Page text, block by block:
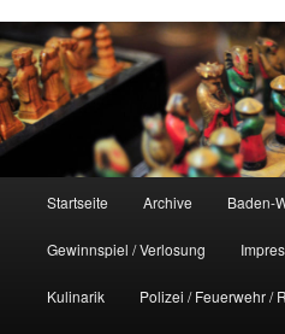
Startseite Archive Baden-
Gewinnspiel / Verlosung
Kulinarik Polizei / Feuerwehr /